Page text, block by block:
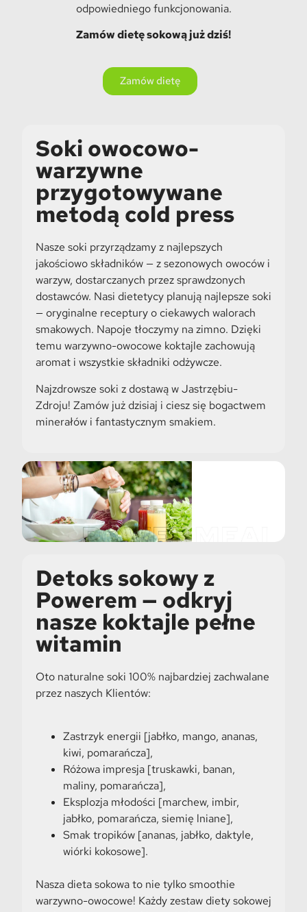
odpowiedniego funkcjonowania.
Zamów dietę sokową już dziś!
Zamów dietę
Soki owocowo-
warzywne
przygotowywane
metodą cold press
Nasze soki przyrządzamy z najlepszych
jakościowo składników — z sezonowych owoców i
warzyw, dostarczanych przez sprawdzonych
dostawców. Nasi dietetycy planują najlepsze soki
— oryginalne receptury o ciekawych walorach
smakowych. Napoje tłoczymy na zimno. Dzięki
temu warzywno-owocowe koktajle zachowują
aromat i wszystkie składniki odżywcze.
Najzdrowsze soki z dostawą w Jastrzębiu-
Zdroju! Zamów już dzisiaj i ciesz się bogactwem
minerałów i fantastycznym smakiem.
Detoks sokowy z
Powerem — odkryj
nasze koktajle pełne
witamin
Oto naturalne soki 100% najbardziej zachwalane
przez naszych Klientów:
Zastrzyk energii [jabłko, mango, ananas,
kiwi, pomarańcza],
Różowa impresja [truskawki, banan,
maliny, pomarańcza],
Eksplozja młodości [marchew, imbir,
jabłko, pomarańcza, siemię lniane],
Smak tropików [ananas, jabłko, daktyle,
wiórki kokosowe].
Nasza dieta sokowa to nie tylko smoothie
warzywno-owocowe! Każdy zestaw diety sokowej